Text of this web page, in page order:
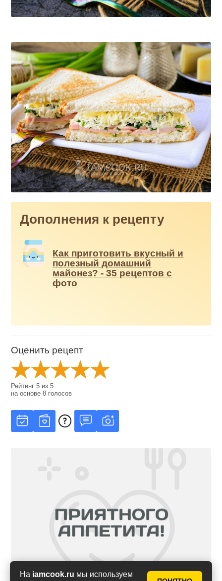
На iamcook.ru мы используем
Дополнения к рецепту
Как приготовить вкусный и
полезный домашний
майонез? - 35 рецептов с
фото
Оценить рецепт
Рейтинг5 из5
на основе8 голосов